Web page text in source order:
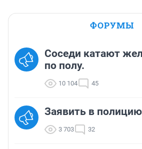
ФОРУМЫ
Соседи катают
по полу.
10 104 45
Заявить в
3 703 32